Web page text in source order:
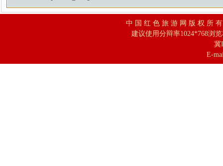
中 国 红 色 旅 游 网 版 权 所
建议使用分辩率1024*768浏
冀
E-